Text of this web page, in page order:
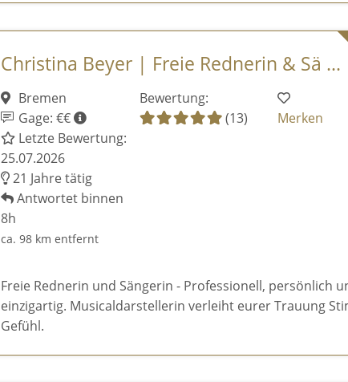
Christina Beyer | Freie Rednerin & Sä ...
Bremen
Gage: €€
Letzte Bewertung:
25.07.2026
21 Jahre tätig
Antwortet binnen
8h
ca. 98 km entfernt
Bewertung:
(13)
Merken
Freie Rednerin und Sängerin - Professionell, persönlich
einzigartig. Musicaldarstellerin verleiht eurer Trauung
Gefühl.